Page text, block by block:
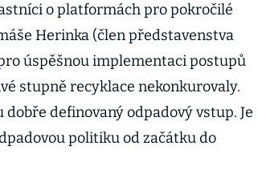
o platformách pro pokročilé
Herinka (člen představenstva
úspěšnou implementaci postupů
stupně recyklace nekonkurovaly.
definovaný odpadový vstup. Je
politiku od začátku do